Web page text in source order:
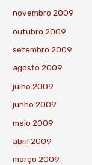
novembro 2009
outubro 2009
setembro 2009
agosto 2009
julho 2009
junho 2009
maio 2009
abril 2009
março 2009